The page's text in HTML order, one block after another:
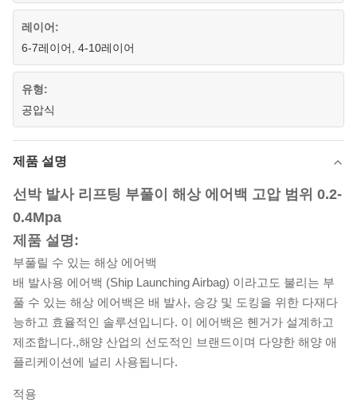
레이어:
6-7레이어, 4-10레이어
유형:
공압식
제품 설명
선박 발사 리프팅 부풀이 해상 에어백 고압 범위 0.2-
0.4Mpa
제품 설명:
부풀릴 수 있는 해상 에어백
배 발사용 에어백 (Ship Launching Airbag) 이라고도 불리는 부
풀 수 있는 해상 에어백은 배 발사, 승강 및 도킹을 위한 다재다
능하고 효율적인 솔루션입니다. 이 에어백은 헨거가 설계하고
제조합니다.,해양 산업의 선도적인 브랜드이며 다양한 해양 애
플리케이션에 널리 사용됩니다.
적용